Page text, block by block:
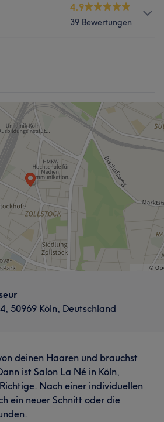
4.9
39 Bewertungen
50969 Köln, Deutschland
deinen Haaren und brauchst
ist Salon La Né in Köln,
Nach einer individuellen
ein neuer Schnitt oder die